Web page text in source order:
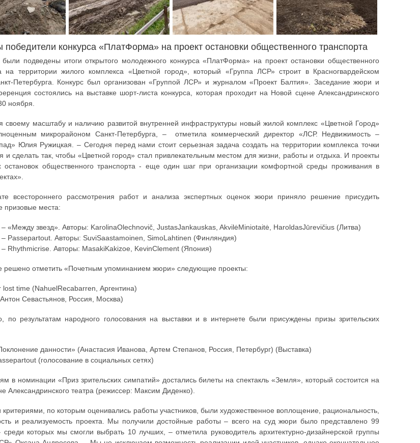
конкурса «ПлатФорма» на проект остановки общественного транспорта
подведены итоги открытого молодежного конкурса «ПлатФорма» на проект остановки общественного
на территории жилого комплекса «Цветной город», который «Группа ЛСР» строит в Красногвардейском
Петербурга. Конкурс был организован «Группой ЛСР» и журналом «Проект Балтия». Заседание жюри и
состоялись на выставке шорт-листа конкурса, которая проходит на Новой сцене Александринского
ноября.
своему масштабу и наличию развитой внутренней инфраструктуры новый жилой комплекс «Цветной Город»
микрорайоном Санкт-Петербурга, – отметила коммерческий директор «ЛСР. Недвижимость –
Юлия Ружицкая. – Сегодня перед нами стоит серьезная задача создать на территории комплекса точки
и сделать так, чтобы «Цветной город» стал привлекательным местом для жизни, работы и отдыха. И проекты
остановок общественного транспорта - еще один шаг при организации комфортной среды проживания в
всестороннего рассмотрения работ и анализа экспертных оценок жюри приняло решение присудить
призовые места:
«Между звезд». Авторы: KarolinaOlechnovič, JustasJankauskas, AkvilėMiniotaitė, HaroldasJūrevičius (Литва)
Passepartout. Авторы: SuviSaastamoinen, SimoLahtinen (Финляндия)
Rhythmicrise. Авторы: MasakiKakizoe, KevinClement (Япония)
решено отметить «Почетным упоминанием жюри» следующие проекты:
lost time (NahuelRecabarren, Аргентина)
Севастьянов, Россия, Москва)
по результатам народного голосования на выставки и в интернете были присуждены призы зрительских
данности» (Анастасия Иванова, Артем Степанов, Россия, Петербург) (Выставка)
(голосование в социальных сетях)
в номинации «Приз зрительских симпатий» достались билеты на спектакль «Земля», который состоится на
Александринского театра (режиссер: Максим Диденко).
по которым оценивались работы участников, были художественное воплощение, рациональность,
и реализуемость проекта. Мы получили достойные работы – всего на суд жюри было представлено 99
среди которых мы смогли выбрать 10 лучших, – отметила руководитель архитектурно-дизайнерской группы